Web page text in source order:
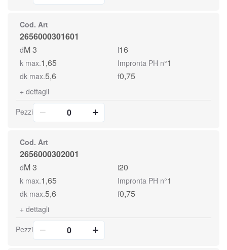
Cod. Art
2656000301601
dM 3 l16
k max.1,65 Impronta PH n°1
dk max.5,6 f0,75
+ dettagli
Pezzi
Cod. Art
2656000302001
dM 3 l20
k max.1,65 Impronta PH n°1
dk max.5,6 f0,75
+ dettagli
Pezzi